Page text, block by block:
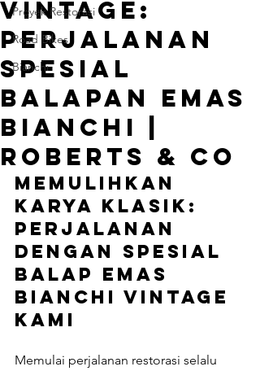
Proyek Restorasi
Road Bikes
Bianchi
Vintage:
Perjalanan
Spesial
Balapan Emas
Bianchi |
Roberts & Co
Memulihkan
Karya Klasik:
Perjalanan
dengan Spesial
Balap Emas
Bianchi Vintage
Kami
Memulai perjalanan restorasi selalu